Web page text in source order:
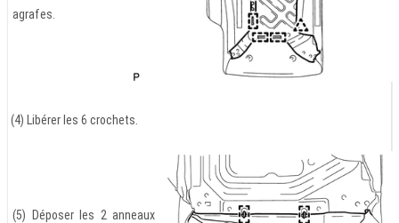
agrafes.
(4) Libérer les 6 crochets.
(5) Déposer les 2 anneaux